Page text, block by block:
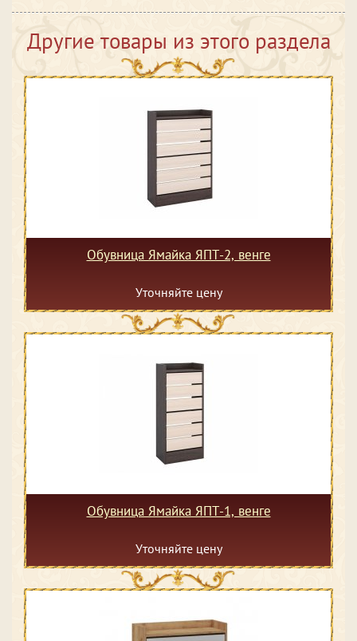
Другие товары из этого раздела
Обувница Ямайка ЯПТ-2, венге
Уточняйте цену
Обувница Ямайка ЯПТ-1, венге
Уточняйте цену